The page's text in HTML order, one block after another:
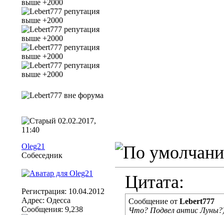
02.02.2017,
11:40
Oleg21
Собеседник
Регистрация: 10.04.2012
Адрес: Одесса
Сообщения: 9,238
Цитата:
Сообщение от Lebert777
Что? Подвел антис